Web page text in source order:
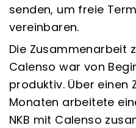
senden, um freie
vereinbaren.
Die Zusammenarbeit
Calenso war von
produktiv. Über einen
Monaten arbeitete
NKB mit Calenso